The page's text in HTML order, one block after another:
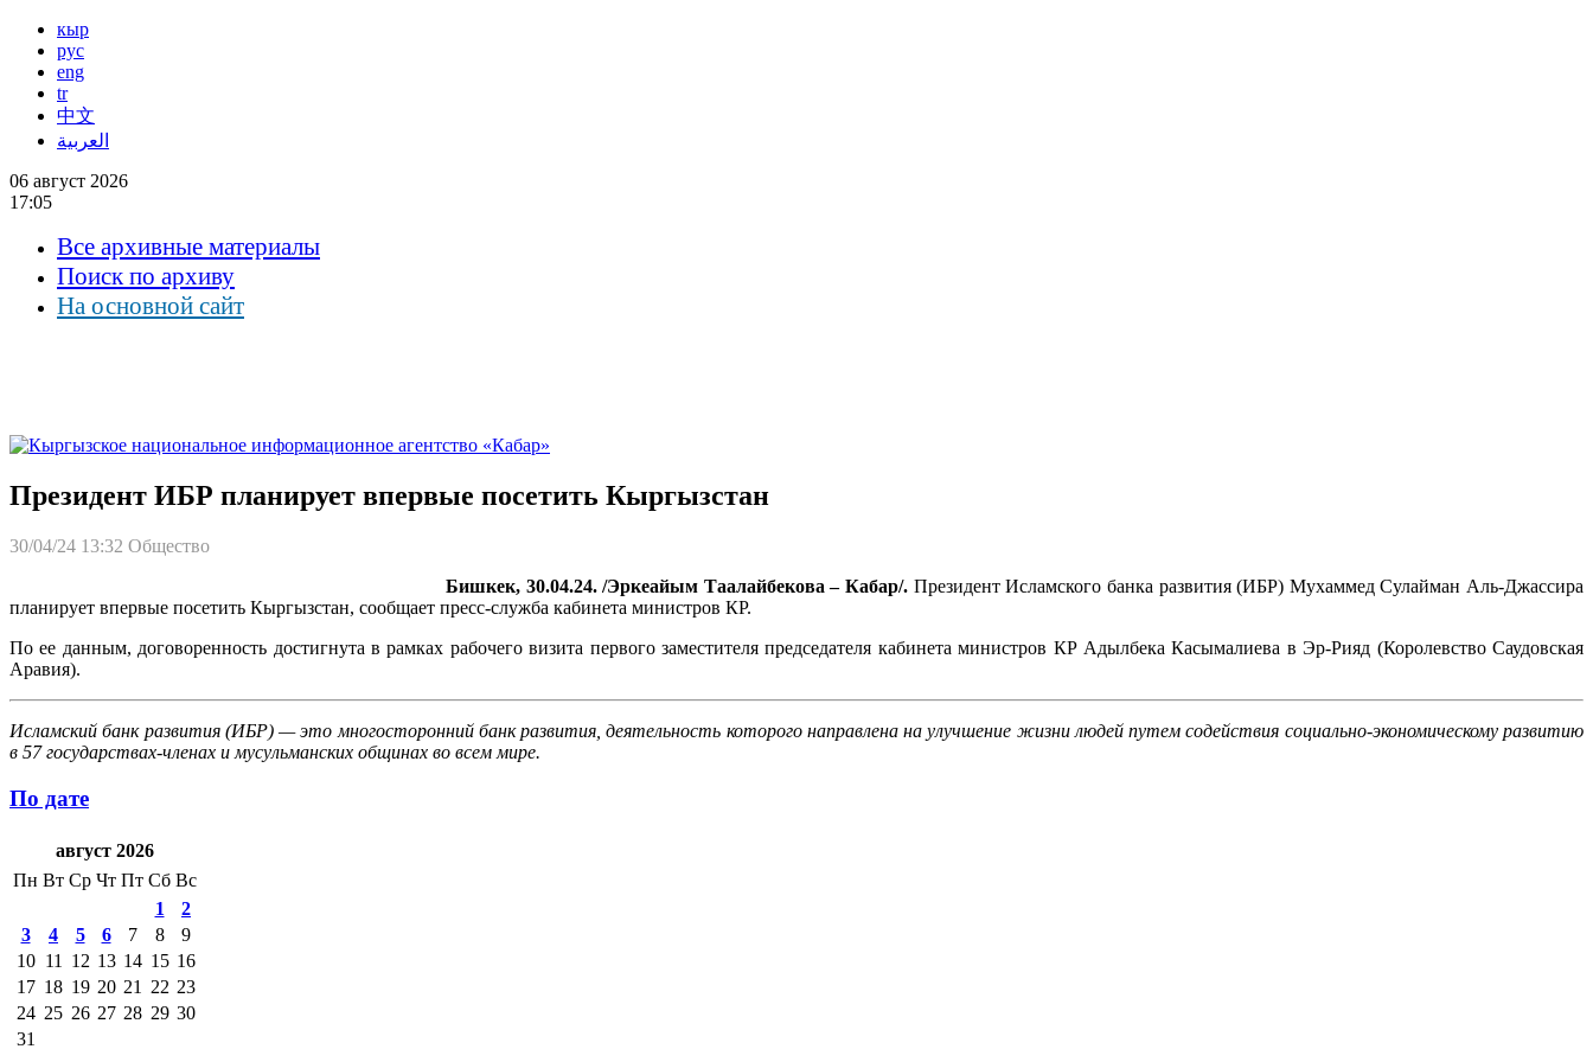
кыр
рус
eng
tr
中文
العربية
06 август 2026
17:05
Все архивные материалы
Поиск по архиву
На основной сайт
Президент ИБР планирует впервые посетить Кыргызстан
30/04/24 13:32 Общество
Бишкек, 30.04.24. /Эркеайым Таалайбекова – Кабар/. Президент Исламского банка развития (ИБР) Мухаммед Сулайман Аль-Джассира
планирует впервые посетить Кыргызстан, сообщает пресс-служба кабинета министров КР.
По ее данным, договоренность достигнута в рамках рабочего визита первого заместителя председателя кабинета министров КР Адылбека Касымалиева в Эр-Рияд (Королевство Саудовская
Аравия).
Исламский банк развития (ИБР) — это многосторонний банк развития, деятельность которого направлена на улучшение жизни людей путем содействия социально-экономическому развитию
в 57 государствах-членах и мусульманских общинах во всем мире.
По дате
август 2026
Пн Вт Ср Чт Пт Сб Вс
1
2
3
4 5 6 7 8
9
10 11 12 13 14 15 16
17 18 19 20 21 22 23
24 25 26 27 28 29 30
31